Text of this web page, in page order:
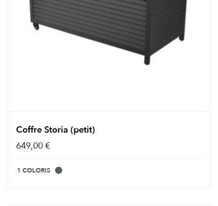
Coffre Storia (petit)
649,00 €
1 COLORIS